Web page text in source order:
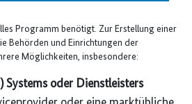
Programm benötigt. Zur Erstellung einer
Behörden und Einrichtungen der
Möglichkeiten, insbesondere:
Systems oder Dienstleisters